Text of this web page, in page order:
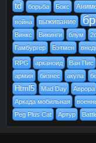
td борьба Бокс
война выживание
Винкс
Викинги блум
Гамбургер
Бэтмен
RPG арканоид Ван Пис
армия бизнес акула
Html5 Mad Day Аврора
Аркада мобильная
Peg Plus Cat
Артур